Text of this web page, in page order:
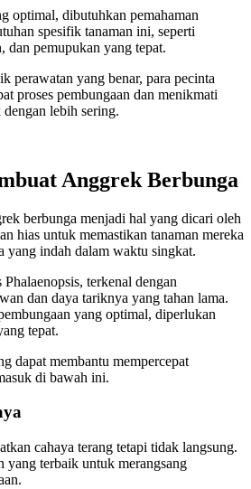
optimal, dibutuhkan pemahaman
spesifik tanaman ini, seperti
dan pemupukan yang tepat.
perawatan yang benar, para pecinta
proses pembungaan dan menikmati
lebih sering.
Anggrek Berbunga
berbunga menjadi hal yang dicari oleh
hias untuk memastikan tanaman mereka
yang indah dalam waktu singkat.
terkenal dengan
dan daya tariknya yang tahan lama.
yang optimal, diperlukan
tepat.
dapat membantu mempercepat
di bawah ini.
cahaya terang tetapi tidak langsung.
yang terbaik untuk merangsang